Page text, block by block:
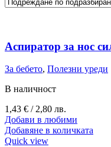
Аспиратор за нос
За бебето, Полезни уреди
В наличност
1,43 € / 2,80 лв.
Добави в любими
Добавяне в количката
Quick view